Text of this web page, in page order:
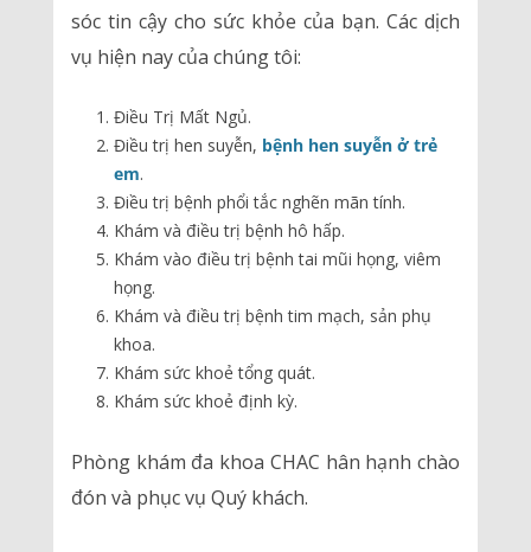
sóc tin cậy cho sức khỏe của bạn. Các dịch
vụ hiện nay của chúng tôi:
Điều Trị Mất Ngủ.
Điều trị hen suyễn, bệnh hen suyễn ở trẻ
em.
Điều trị bệnh phổi tắc nghẽn mãn tính.
Khám và điều trị bệnh hô hấp.
Khám vào điều trị bệnh tai mũi họng, viêm
họng.
Khám và điều trị bệnh tim mạch, sản phụ
khoa.
Khám sức khoẻ tổng quát.
Khám sức khoẻ định kỳ.
Phòng khám đa khoa CHAC hân hạnh chào
đón và phục vụ Quý khách.